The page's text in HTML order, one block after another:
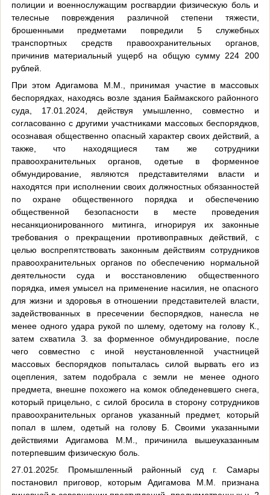
полиции и военнослужащим росгвардии физическую боль и
телесные повреждения различной степени тяжести,
брошенными предметами повредили 5 служебных
транспортных средств правоохранительных органов,
причинив материальный ущерб на общую сумму 224 200
рублей.
При этом Адигамова М.М., принимая участие в массовых
беспорядках, находясь возле здания Баймакского районного
суда, 17.01.2024, действуя умышленно, совместно и
согласованно с другими участниками массовых беспорядков,
осознавая общественно опасный характер своих действий, а
также, что находящиеся там же сотрудники
правоохранительных органов, одетые в форменное
обмундирование, являются представителями власти и
находятся при исполнении своих должностных обязанностей
по охране общественного порядка и обеспечению
общественной безопасности в месте проведения
несанкционированного митинга, игнорируя их законные
требования о прекращении противоправных действий, с
целью воспрепятствовать законным действиям сотрудников
правоохранительных органов по обеспечению нормальной
деятельности суда и восстановлению общественного
порядка, имея умысел на применение насилия, не опасного
для жизни и здоровья в отношении представителей власти,
задействованных в пресечении беспорядков, нанесла не
менее одного удара рукой по шлему, одетому на голову К.,
затем схватила З. за форменное обмундирование, после
чего совместно с иной неустановленной участницей
массовых беспорядков попыталась силой вырвать его из
оцепления, затем подобрала с земли не менее одного
предмета, внешне похожего на комок обледеневшего снега,
который прицельно, с силой бросила в сторону сотрудников
правоохранительных органов указанный предмет, который
попал в шлем, одетый на голову Б. Своими указанными
действиями Адигамова М.М., причинила вышеуказанным
потерпевшим физическую боль.
27.01.2025г. Промышленный районный суд г. Самары
постановил приговор, которым Адигамова М.М. признана